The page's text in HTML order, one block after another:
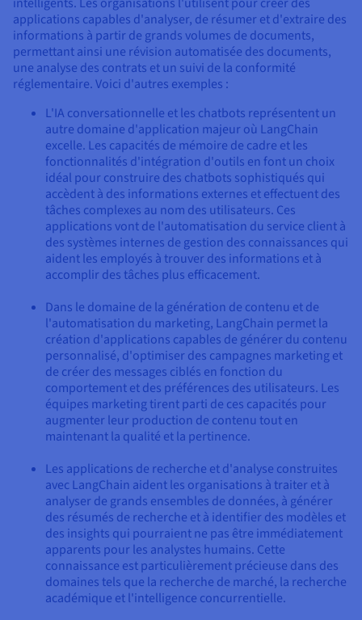
applications capables d'analyser, de résumer et d'extraire des
informations à partir de grands volumes de documents,
permettant ainsi une révision automatisée des documents,
une analyse des contrats et un suivi de la conformité
réglementaire. Voici d'autres exemples :
L'IA conversationnelle et les chatbots représentent un
autre domaine d'application majeur où LangChain
excelle. Les capacités de mémoire de cadre et les
fonctionnalités d'intégration d'outils en font un choix
idéal pour construire des chatbots sophistiqués qui
accèdent à des informations externes et effectuent des
tâches complexes au nom des utilisateurs. Ces
applications vont de l'automatisation du service client à
des systèmes internes de gestion des connaissances qui
aident les employés à trouver des informations et à
accomplir des tâches plus efficacement.
Dans le domaine de la génération de contenu et de
l'automatisation du marketing, LangChain permet la
création d'applications capables de générer du contenu
personnalisé, d'optimiser des campagnes marketing et
de créer des messages ciblés en fonction du
comportement et des préférences des utilisateurs. Les
équipes marketing tirent parti de ces capacités pour
augmenter leur production de contenu tout en
maintenant la qualité et la pertinence.
Les applications de recherche et d'analyse construites
avec LangChain aident les organisations à traiter et à
analyser de grands ensembles de données, à générer
des résumés de recherche et à identifier des modèles et
des insights qui pourraient ne pas être immédiatement
apparents pour les analystes humains. Cette
connaissance est particulièrement précieuse dans des
domaines tels que la recherche de marché, la recherche
académique et l'intelligence concurrentielle.